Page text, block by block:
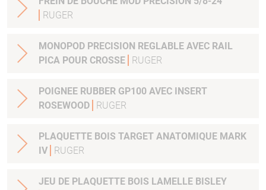
RUGER
MONOPOD PRECISION REGLABLE AVEC RAIL
PICA POUR CROSSE
RUGER
POIGNEE RUBBER GP100 AVEC INSERT
ROSEWOOD
RUGER
PLAQUETTE BOIS TARGET ANATOMIQUE MARK
IV
RUGER
JEU DE PLAQUETTE BOIS LAMELLE BISLEY